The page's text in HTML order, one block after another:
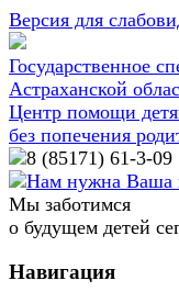
Версия для
Государственное
Астраханской
Центр помощи
без попечения
8 (85171) 61-3-09
Нам нужна Ваша
Мы заботимся
о будущем детей
Навигация